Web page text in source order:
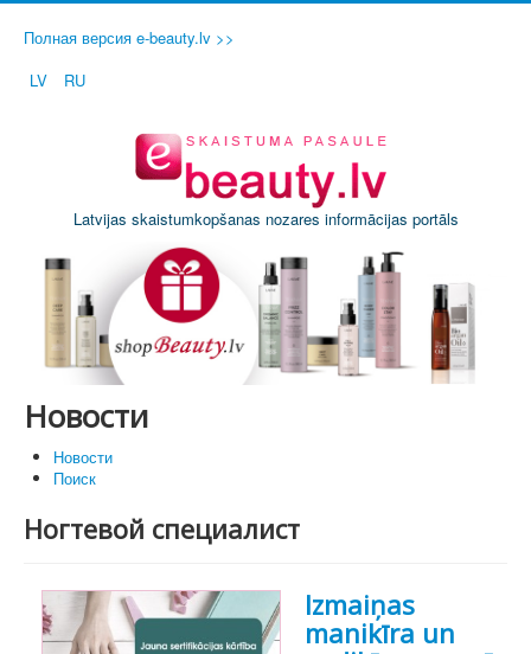
Полная версия e-beauty.lv >>
LV
RU
Latvijas skaistumkopšanas nozares informācijas portāls
Новости
Новости
Поиск
Ногтевой специалист
Izmaiņas
manikīra un